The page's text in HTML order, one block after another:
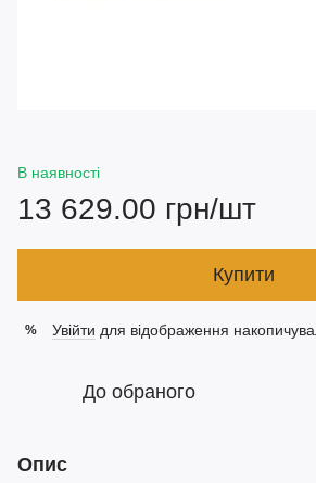
В наявності
13 629.00 грн/шт
Купити
% Увійти для відображення
До обраного
Опис